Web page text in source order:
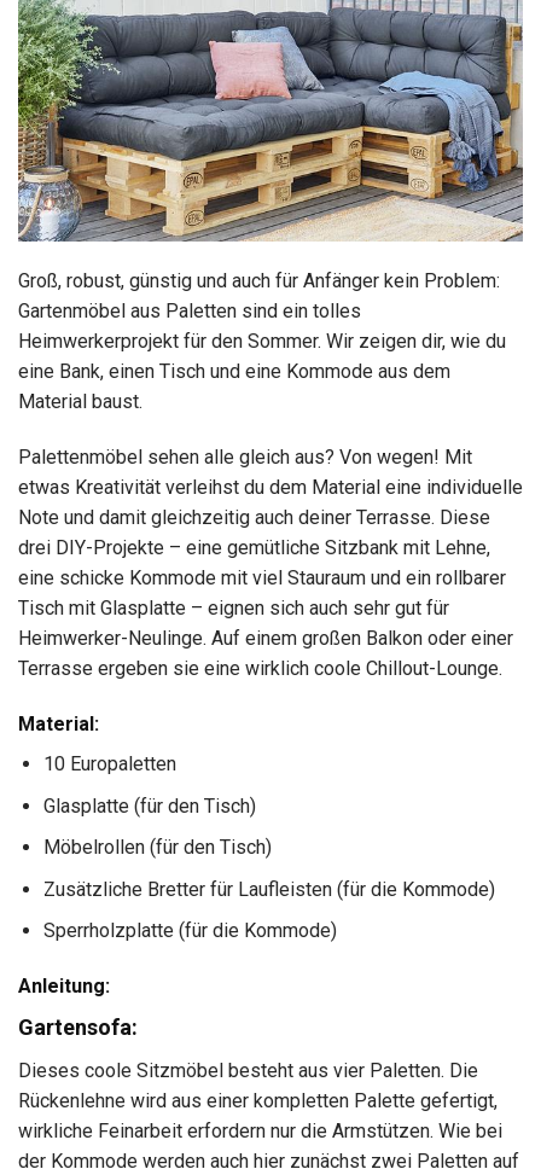
Groß, robust, günstig und auch für Anfänger kein Problem:
Gartenmöbel aus Paletten sind ein tolles
Heimwerkerprojekt für den Sommer. Wir zeigen dir, wie du
eine Bank, einen Tisch und eine Kommode aus dem
Material baust.
Palettenmöbel sehen alle gleich aus? Von wegen! Mit
etwas Kreativität verleihst du dem Material eine individuelle
Note und damit gleichzeitig auch deiner Terrasse. Diese
drei DIY-Projekte – eine gemütliche Sitzbank mit Lehne,
eine schicke Kommode mit viel Stauraum und ein rollbarer
Tisch mit Glasplatte – eignen sich auch sehr gut für
Heimwerker-Neulinge. Auf einem großen Balkon oder einer
Terrasse ergeben sie eine wirklich coole Chillout-Lounge.
Material:
10 Europaletten
Glasplatte (für den Tisch)
Möbelrollen (für den Tisch)
Zusätzliche Bretter für Laufleisten (für die Kommode)
Sperrholzplatte (für die Kommode)
Anleitung:
Gartensofa:
Dieses coole Sitzmöbel besteht aus vier Paletten. Die
Rückenlehne wird aus einer kompletten Palette gefertigt,
wirkliche Feinarbeit erfordern nur die Armstützen. Wie bei
der Kommode werden auch hier zunächst zwei Paletten auf